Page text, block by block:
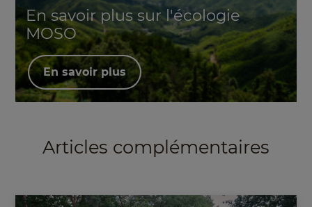
En savoir plus sur l'écologie
MOSO
En savoir plus
Articles complémentaires